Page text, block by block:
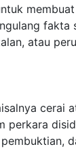
atau
cerai
perkara